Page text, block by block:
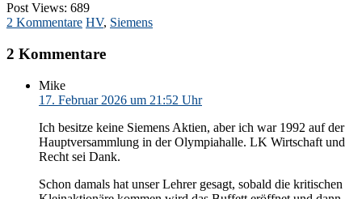
Post Views: 689
2 Kommentare HV, Siemens
2 Kommentare
Mike
17. Februar 2026 um 21:52 Uhr
Ich besitze keine Siemens Aktien, aber ich war 1992 auf der
Hauptversammlung in der Olympiahalle. LK Wirtschaft und
Recht sei Dank.
Schon damals hat unser Lehrer gesagt, sobald die kritischen